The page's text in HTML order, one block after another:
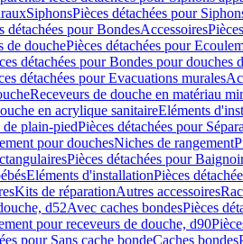
SiphonsPièces détachées pour
détachées pour BondesAccessoires
de douchePièces détachées pour
détachées pour Bondes pour douches
détachées pour Evacuations murales
Receveurs de douche en matériau
en acrylique sanitaireEléments
de plain-piedPièces détachées pour
pour douchesNiches de rangement
Pièces détachées pour
Eléments d'installationPièces
Kits de réparationAutres accessoires
d52Avec caches bondesPièces
pour receveurs de douche, d90
pour Sans cache bondeCaches bondes